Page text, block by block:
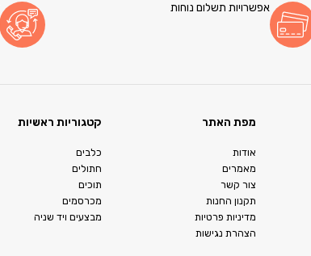
אפשרויות תשלום נוחות
מפת האתר
אודות
מאמרים
צור קשר
תקנון החנות
מדיניות פרטיות
הצהרת נגישות
קטגוריות ראשיות
כלבים
חתולים
תוכים
מכרסמים
מבצעים ויד שניה